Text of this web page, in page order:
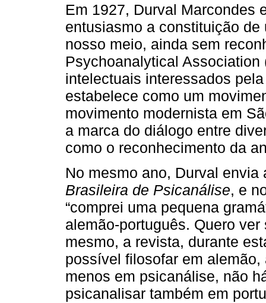
Em 1927, Durval Marcondes
entusiasmo a constituição
nosso meio, ainda sem
Psychoanalytical
intelectuais interessados
estabelece como um
movimento modernista em
a marca do diálogo entre
como o reconhecimento da
No mesmo ano, Durval
Brasileira de Psicanálise, e
“comprei uma pequena
alemão-português. Quero
mesmo, a revista, durante
possível filosofar em
menos em psicanálise, não
psicanalisar também em